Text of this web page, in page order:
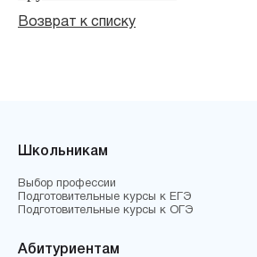
Возврат к списку
Школьникам
Выбор профессии
Подготовительные курсы к ЕГЭ
Подготовительные курсы к ОГЭ
Абитуриентам